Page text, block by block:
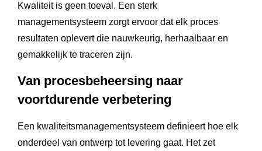
Kwaliteit is geen toeval. Een sterk
managementsysteem zorgt ervoor dat elk proces
resultaten oplevert die nauwkeurig, herhaalbaar en
gemakkelijk te traceren zijn.
Van procesbeheersing naar
voortdurende verbetering
Een kwaliteitsmanagementsysteem definieert hoe elk
onderdeel van ontwerp tot levering gaat. Het zet